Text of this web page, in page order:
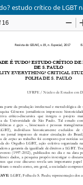
estudo crítico de LGBT